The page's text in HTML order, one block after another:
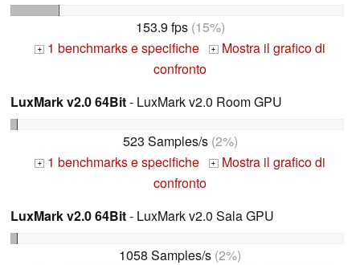
153.9 fps(15%)
+ 1 benchmarks e specifiche + Mostra il grafico di
confronto
LuxMark v2.0 64Bit- LuxMark v2.0 Room GPU
523 Samples/s(2%)
+ 1 benchmarks e specifiche + Mostra il grafico di
confronto
LuxMark v2.0 64Bit- LuxMark v2.0 Sala GPU
1058 Samples/s (2%)